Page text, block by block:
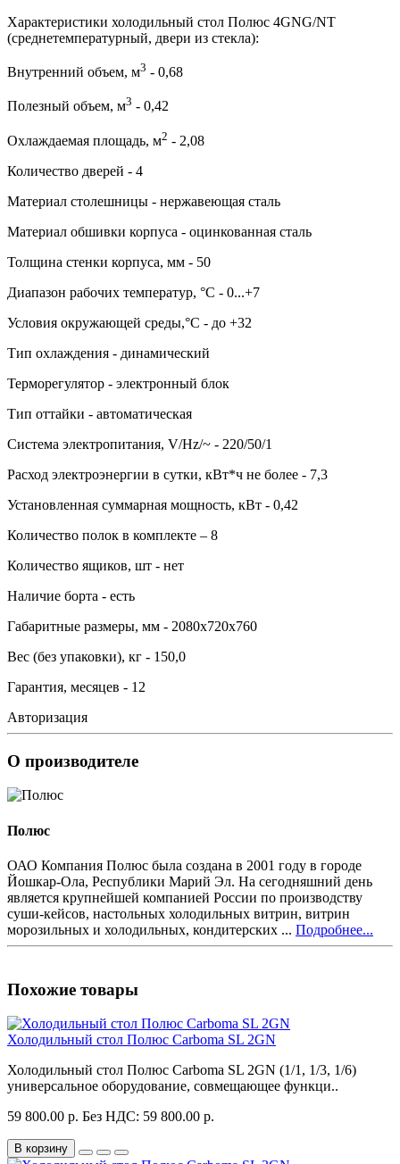
Характеристики холодильный стол Полюс 4GNG/NT
(среднетемпературный, двери из стекла):
Внутренний объем, м3 - 0,68
Полезный объем, м3 - 0,42
Охлаждаемая площадь, м2 - 2,08
Количество дверей - 4
Материал столешницы - нержавеющая сталь
Материал обшивки корпуса - оцинкованная сталь
Толщина стенки корпуса, мм - 50
Диапазон рабочих температур, °C - 0...+7
Условия окружающей среды,°C - до +32
Тип охлаждения - динамический
Терморегулятор - электронный блок
Тип оттайки - автоматическая
Система электропитания, V/Hz/~ - 220/50/1
Расход электроэнергии в сутки, кВт*ч не более - 7,3
Установленная суммарная мощность, кВт - 0,42
Количество полок в комплекте – 8
Количество ящиков, шт - нет
Наличие борта - есть
Габаритные размеры, мм - 2080х720х760
Вес (без упаковки), кг - 150,0
Гарантия, месяцев - 12
Авторизация
О производителе
Полюс
ОАО Компания Полюс была создана в 2001 году в городе
Йошкар-Ола, Республики Марий Эл. На сегодняшний день
является крупнейшей компанией России по производству
суши-кейсов, настольных холодильных витрин, витрин
морозильных и холодильных, кондитерских ... Подробнее...
Похожие товары
Холодильный стол Полюс Carboma SL 2GN
Холодильный стол Полюс Carboma SL 2GN (1/1, 1/3, 1/6)
универсальное оборудование, совмещающее функци..
59 800.00 р. Без НДС: 59 800.00 р.
В корзину